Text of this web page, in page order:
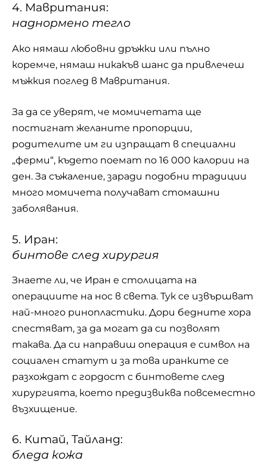
4. Мавритания:
наднормено тегло
Ако нямаш любовни дръжки или пълно
коремче, нямаш никакъв шанс да привлечеш
мъжкия поглед в Мавритания.
За да се уверят, че момичетата ще
постигнат желаните пропорции,
родителите им ги изпращат в специални
„ферми“, където поемат по 16 000 калории на
ден. За съжаление, заради подобни традиции
много момичета получават стомашни
заболявания.
5. Иран:
бинтове след хирургия
Знаете ли, че Иран е столицата на
операциите на нос в света. Тук се извършват
най-много ринопластики. Дори бедните хора
спестяват, за да могат да си позволят
такава. Да си направиш операция е символ на
социален статут и за това иранките се
разхождат с гордост с бинтовете след
хирургията, което предизвиква повсеместно
възхищение.
6. Китай, Тайланд:
бледа кожа